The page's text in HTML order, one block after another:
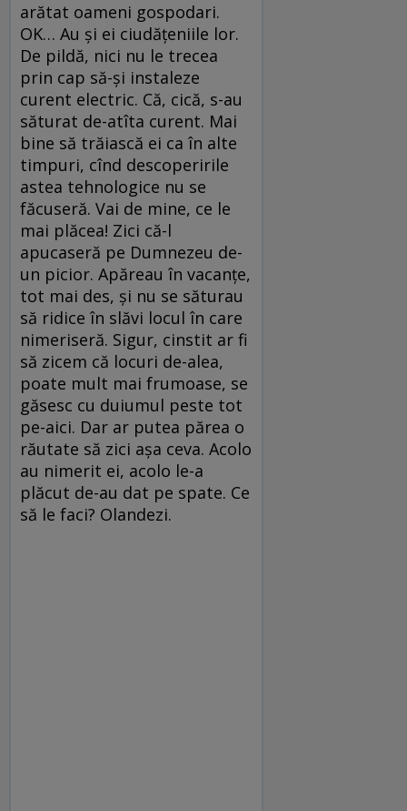
arătat oameni gospodari.
OK… Au și ei ciudățeniile lor.
De pildă, nici nu le trecea
prin cap să-și instaleze
curent electric. Că, cică, s-au
săturat de-atîta curent. Mai
bine să trăiască ei ca în alte
timpuri, cînd descoperirile
astea tehnologice nu se
făcuseră. Vai de mine, ce le
mai plăcea! Zici că-l
apucaseră pe Dumnezeu de-
un picior. Apăreau în vacanțe,
tot mai des, și nu se săturau
să ridice în slăvi locul în care
nimeriseră. Sigur, cinstit ar fi
să zicem că locuri de-alea,
poate mult mai frumoase, se
găsesc cu duiumul peste tot
pe-aici. Dar ar putea părea o
răutate să zici așa ceva. Acolo
au nimerit ei, acolo le-a
plăcut de-au dat pe spate. Ce
să le faci? Olandezi.